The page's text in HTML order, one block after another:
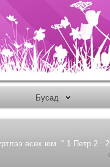
Бусад
өсөх юм. " 1 Петр 2 : 2